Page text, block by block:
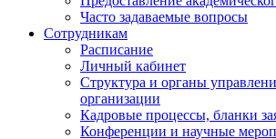
Часто задаваемые вопросы
Сотрудникам
Расписание
Личный кабинет
Структура и органы
организации
Кадровые процессы, бланки
Конференции и научные